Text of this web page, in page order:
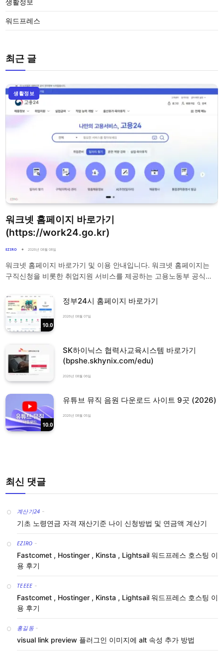
워드프레스
최근 글
생활정보
워크넷 홈페이지 바로가기
(https://work24.go.kr)
EZIRO 2026년 08월 08일
워크넷 홈페이지 바로가기 및 이용 안내입니다. 워크넷 홈페이지는
구직신청을 비롯한 취업지원 서비스를 제공하는 고용노동부 공식…
10.0
정부24시 홈페이지 바로가기
2026년 08월 07일
SK하이닉스 협력사교육시스템 바로가기
(bpshe.skhynix.com/edu)
2026년 08월 06일
10.0
유튜브 뮤직 음원 다운로드 사이트 9곳 (2026)
2026년 08월 05일
최신 댓글
계산기24 -
기초 노령연금 자격 재산기준 나이 신청방법 및 연금액 계산기
EZIRO -
Fastcomet , Hostinger , Kinsta , Lightsail 워드프레스 호스팅 이
용 후기
TEEEE -
Fastcomet , Hostinger , Kinsta , Lightsail 워드프레스 호스팅 이
용 후기
홍길동 -
visual link preview 플러그인 이미지에 alt 속성 추가 방법